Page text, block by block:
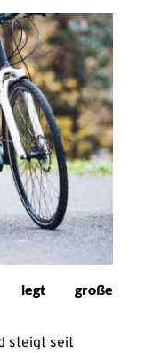
legt große
steigt seit